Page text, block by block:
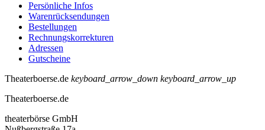
Persönliche Infos
Warenrücksendungen
Bestellungen
Rechnungskorrekturen
Adressen
Gutscheine
Theaterboerse.de keyboard_arrow_down keyboard_arrow_up
Theaterboerse.de
theaterbörse GmbH